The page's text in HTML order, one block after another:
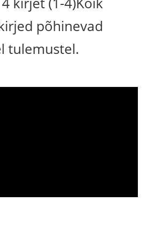
põhinevad
tulemustel.